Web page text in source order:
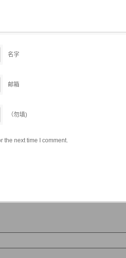
名字
邮箱
（勿填)
the next time I comment.